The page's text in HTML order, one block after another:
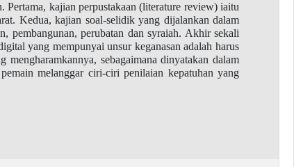
kajian perpustakaan (literature review) iaitu
Kedua, kajian soal-selidik yang dijalankan dalam
pembangunan, perubatan dan syraiah. Akhir sekali
yang mempunyai unsur keganasan adalah harus
sebagaimana dinyatakan dalam
melanggar ciri-ciri penilaian kepatuhan yang